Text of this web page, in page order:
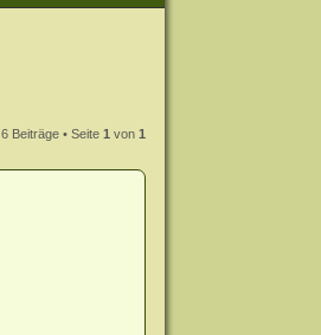
6 Beiträge • Seite1 von1